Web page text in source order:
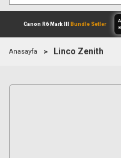
Anasayfa Linco Zenith